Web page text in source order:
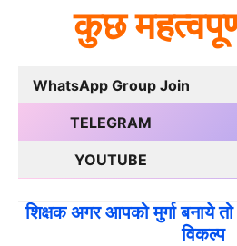
कुछ
WhatsApp Group Join
TELEGRAM
YOUTUBE
शिक्षक अगर आपको मुर्गा बनाये
विकल्प